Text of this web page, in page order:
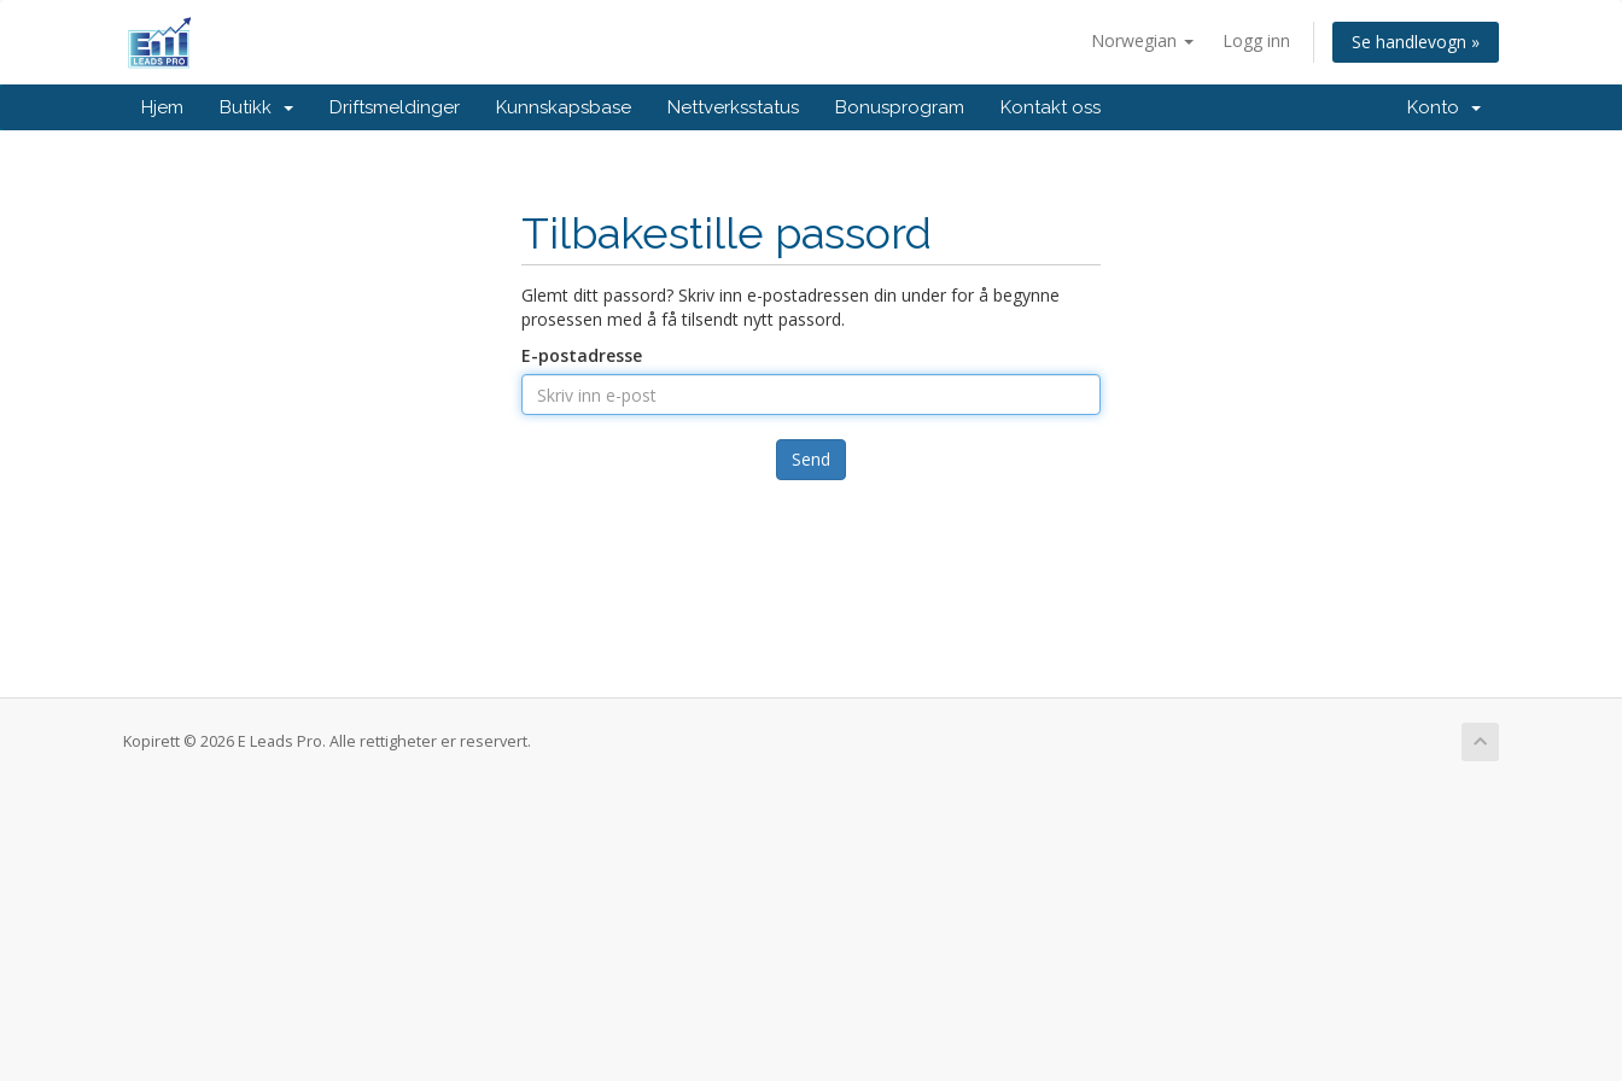
Norwegian Logg inn Se handlevogn »
Hjem Butikk Driftsmeldinger Kunnskapsbase Nettverksstatus Bonusprogram Kontakt oss Konto
Tilbakestille passord
Glemt ditt passord? Skriv inn e-postadressen din under for å begynne
prosessen med å få tilsendt nytt passord.
E-postadresse
Send
Kopirett © 2026 E Leads Pro. Alle rettigheter er reservert.